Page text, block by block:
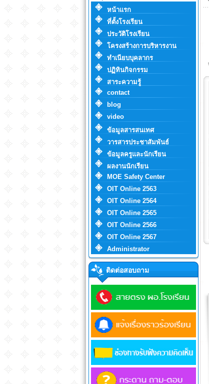
หน้าแรก
ที่ตั้งโรงเรียน
ประวัติโรงเรียน
โครงสร้างการบริหารงาน
ทำเนียบบุคลากร
ปฏิทินกิจกรรม
สาระความรู้
contact
blog
video
ข้อมูลสารสนเทศ
วารสารประชาสัมพันธ์
ข้อมูลครูและนักเรียน
ผลงานนักเรียน
MOE Safety Center
OIT Online 2563
OIT Online 2564
OIT Online 2565
OIT Online 2566
OIT Online 2567
Administrator
ติดต่อสอบถาม